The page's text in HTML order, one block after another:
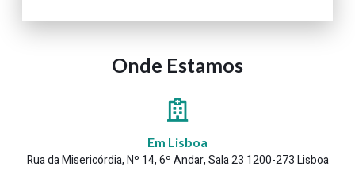
Onde Estamos
Em Lisboa
Rua da Misericórdia, Nº 14, 6º Andar, Sala 23 1200-273 Lisboa